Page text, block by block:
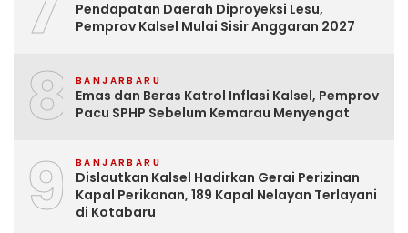
Pendapatan Daerah Diproyeksi Lesu,
Pemprov Kalsel Mulai Sisir Anggaran 2027
8 BANJARBARU
Emas dan Beras Katrol Inflasi Kalsel, Pemprov
Pacu SPHP Sebelum Kemarau Menyengat
9 BANJARBARU
Dislautkan Kalsel Hadirkan Gerai Perizinan
Kapal Perikanan, 189 Kapal Nelayan Terlayani
di Kotabaru